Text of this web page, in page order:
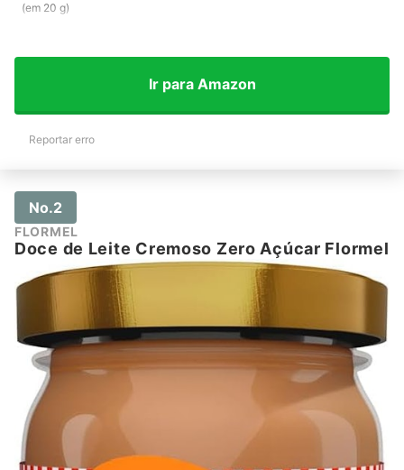
(em 20 g)
Ir para Amazon
Reportar erro
No.2
FLORMEL
Doce de Leite Cremoso Zero Açúcar Flormel